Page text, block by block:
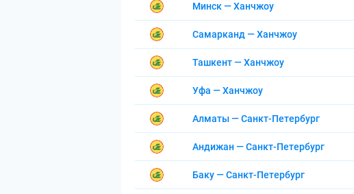
Минск — Ханчжоу
Самарканд — Ханчжоу
Ташкент — Ханчжоу
Уфа — Ханчжоу
Алматы — Санкт-Петербург
Андижан — Санкт-Петербург
Баку — Санкт-Петербург